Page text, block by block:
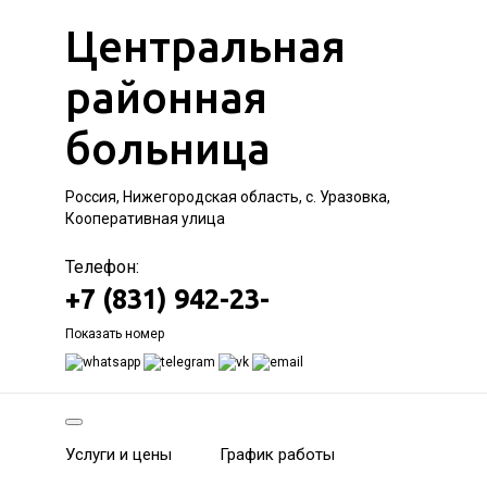
Центральная
районная
больница
Россия, Нижегородская область, с. Уразовка,
Кооперативная улица
Телефон:
+7 (831) 942-23-
Показать номер
Услуги и цены График работы